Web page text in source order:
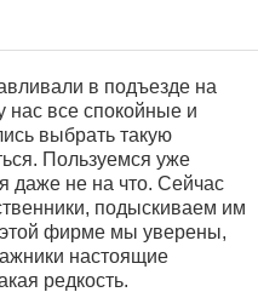
в подъезде на
нас все спокойные и
выбрать такую
Пользуемся уже
даже не на что. Сейчас
подыскиваем им
фирме мы уверены,
настоящие
редкость.